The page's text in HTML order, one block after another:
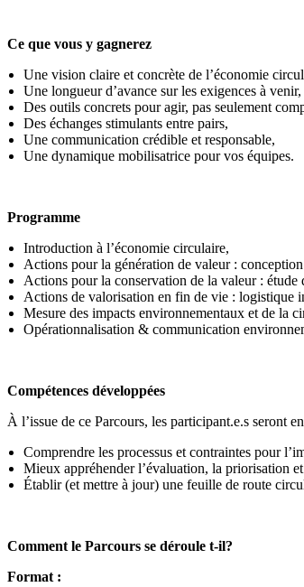
Ce que vous y gagnerez
Une vision claire et concrète de l’économie
Une longueur d’avance sur les exigences à venir,
Des outils concrets pour agir, pas seulement
Des échanges stimulants entre pairs,
Une communication crédible et responsable,
Une dynamique mobilisatrice pour vos équipes.
Programme
Introduction à l’économie circulaire,
Actions pour la génération de valeur :
Actions pour la conservation de la valeur : étude
Actions de valorisation en fin de vie : logistique
Mesure des impacts environnementaux et de la
Opérationnalisation & communication
Compétences développées
À l’issue de ce Parcours, les participant.e.s seront
Comprendre les processus et contraintes pour
Mieux appréhender l’évaluation, la priorisation
Établir (et mettre à jour) une feuille de route
Comment le Parcours se déroule t-il?
Format :